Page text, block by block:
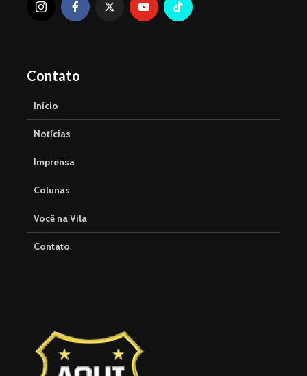
Contato
Início
Notícias
Imprensa
Colunas
Você na Vila
Contato